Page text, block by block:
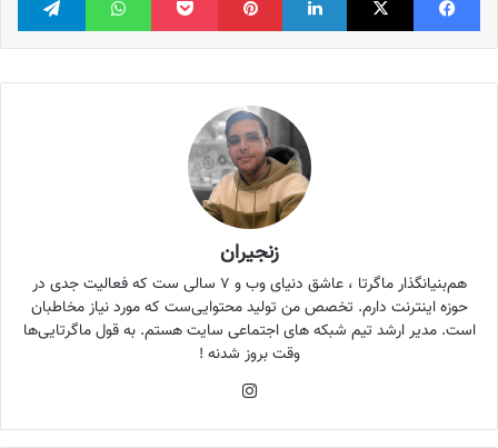
زنجیران
هم‌بنیانگذار ماگرتا ، عاشق دنیای وب و ۷ سالی ست که فعالیت جدی در
حوزه اینترنت دارم. تخصص من تولید محتوایی‌ست که مورد نیاز مخاطبان
است. مدیر ارشد تیم شبکه های اجتماعی سایت هستم. به قول ماگرتایی‌ها
وقت بروز شدنه !